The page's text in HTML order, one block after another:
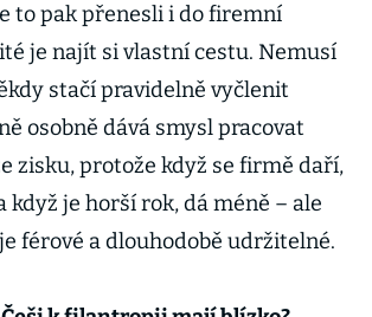
to pak přenesli i do firemní
je najít si vlastní cestu. Nemusí
stačí pravidelně vyčlenit
osobně dává smysl pracovat
zisku, protože když se firmě daří,
když je horší rok, dá méně – ale
férové a dlouhodobě udržitelné.